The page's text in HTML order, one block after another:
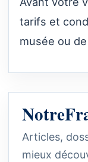
tarifs et
musée ou
Articles,
mieux